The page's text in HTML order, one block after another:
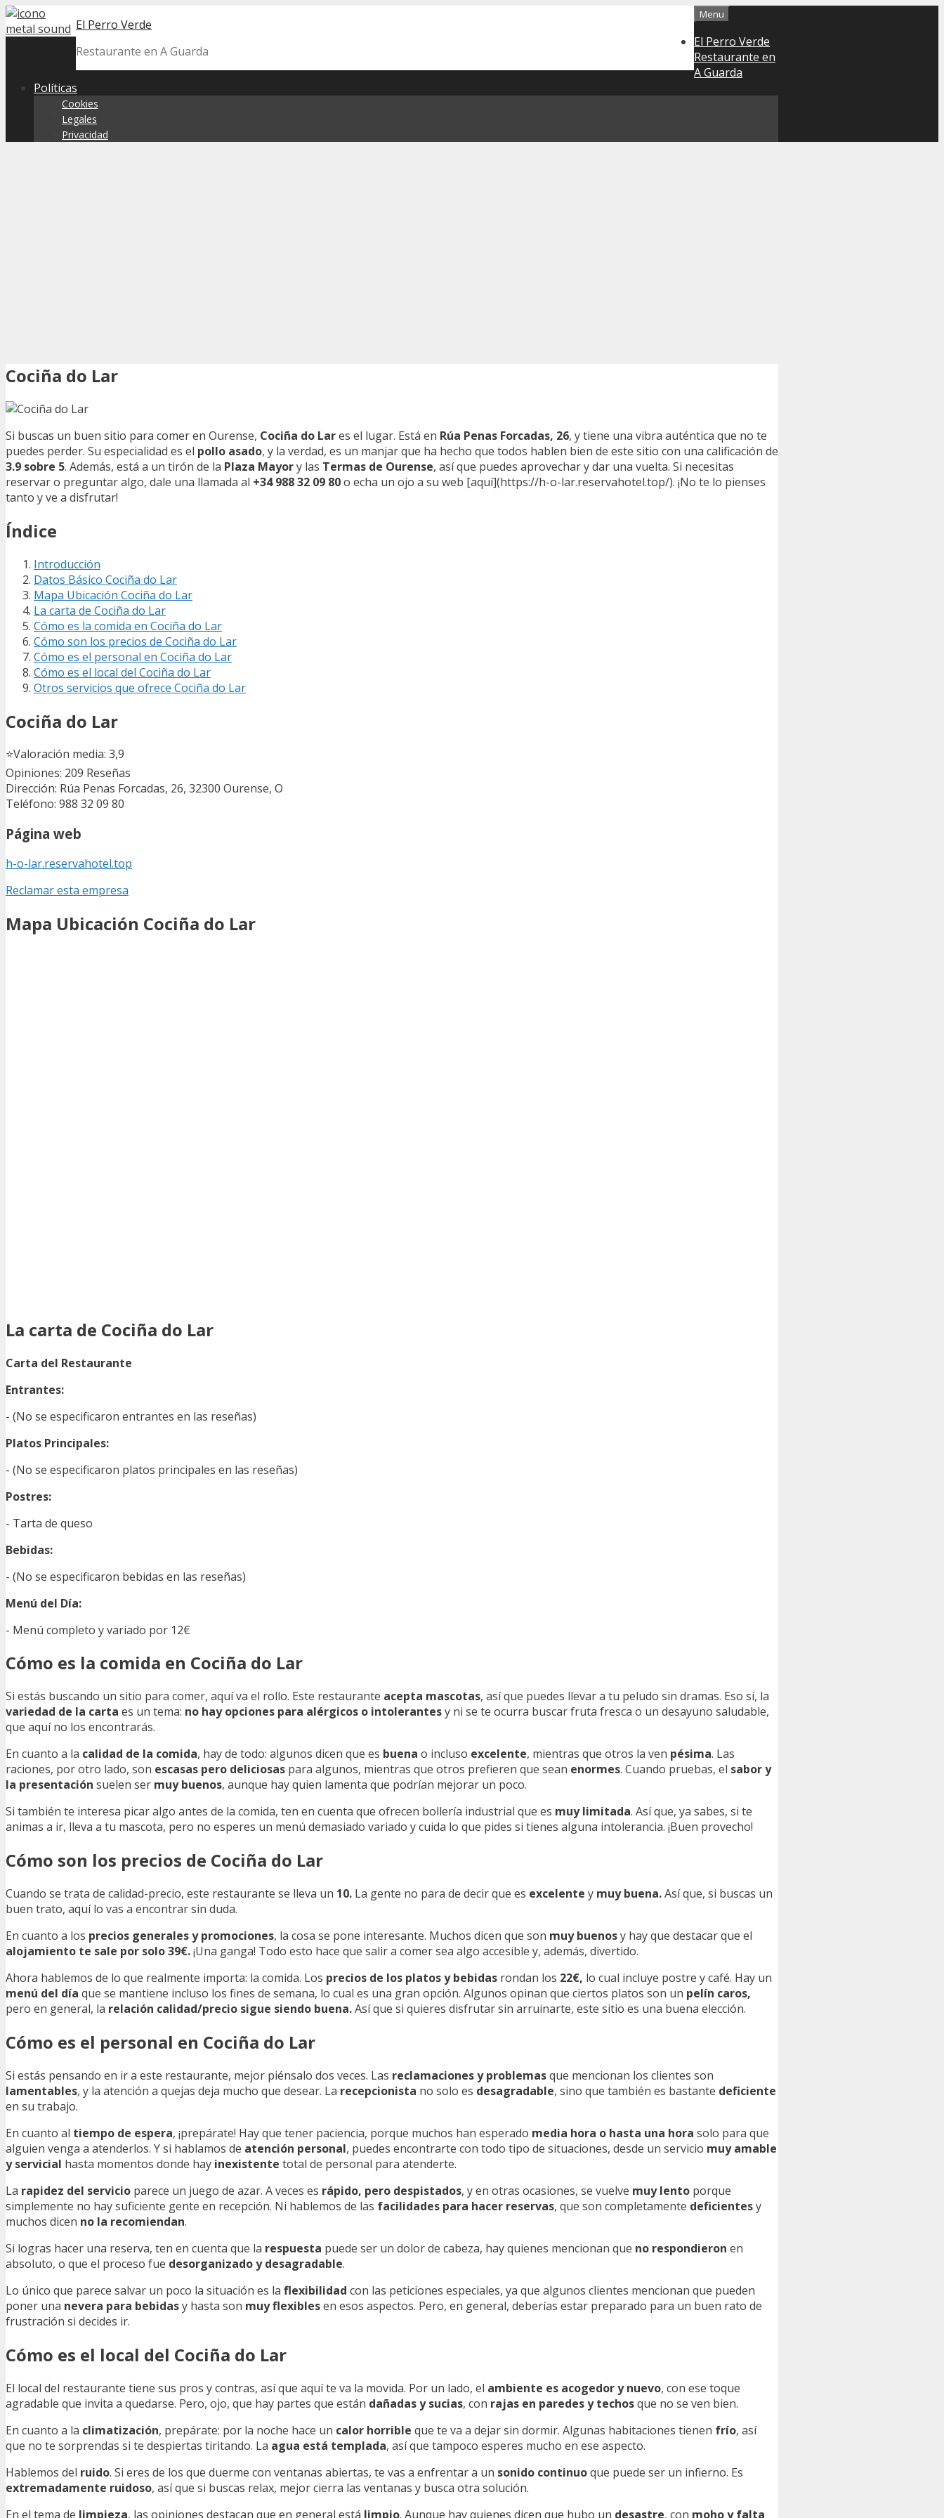
Skip
to
El Perro Verde
Restaurante en A Guarda
Menu
El Perro Verde
Restaurante en
A Guarda
Políticas
Cookies
Legales
Privacidad
Cociña do Lar
Si buscas un buen sitio para comer en Ourense, Cociña do Lares el lugar. Está en Rúa Penas Forcadas, 26, y tiene una vibra auténtica que no te
puedes perder. Su especialidad es el pollo asado, y la verdad, es un manjar que ha hecho que todos hablen bien de este sitio con una calificación de
3.9 sobre 5. Además, está a un tirón de la Plaza Mayory las Termas de Ourense, así que puedes aprovechar y dar una vuelta. Si necesitas
reservar o preguntar algo, dale una llamada al +34 988 32 09 80o echa un ojo a su web [aquí](https://h-o-lar.reservahotel.top/). ¡No te lo pienses
tanto y ve a disfrutar!
Índice
Introducción
Datos Básico Cociña do Lar
Mapa Ubicación Cociña do Lar
La carta de Cociña do Lar
Cómo es la comida en Cociña do Lar
Cómo son los precios de Cociña do Lar
Cómo es el personal en Cociña do Lar
Cómo es el local del Cociña do Lar
Otros servicios que ofrece Cociña do Lar
Cociña do Lar
⭐Valoración media: 3,9
Opiniones: 209 Reseñas
Dirección: Rúa Penas Forcadas, 26, 32300 Ourense, O
Teléfono: 988 32 09 80
Página web
h-o-lar.reservahotel.top
Reclamar esta empresa
Mapa Ubicación Cociña do Lar
La carta de Cociña do Lar
Carta del Restaurante
Entrantes:
- (No se especificaron entrantes en las reseñas)
Platos Principales:
- (No se especificaron platos principales en las reseñas)
Postres:
- Tarta de queso
Bebidas:
- (No se especificaron bebidas en las reseñas)
Menú del Día:
- Menú completo y variado por 12€
Cómo es la comida en Cociña do Lar
Si estás buscando un sitio para comer, aquí va el rollo. Este restaurante acepta mascotas, así que puedes llevar a tu peludo sin dramas. Eso sí, la
variedad de la carta es un tema: no hay opciones para alérgicos o intolerantesy ni se te ocurra buscar fruta fresca o un desayuno saludable,
que aquí no los encontrarás.
En cuanto a la calidad de la comida, hay de todo: algunos dicen que es buena o incluso excelente, mientras que otros la ven pésima. Las
raciones, por otro lado, son escasas pero deliciosas para algunos, mientras que otros prefieren que sean enormes. Cuando pruebas, el sabor y
la presentación suelen ser muy buenos, aunque hay quien lamenta que podrían mejorar un poco.
Si también te interesa picar algo antes de la comida, ten en cuenta que ofrecen bollería industrial que es muy limitada. Así que, ya sabes, si te
animas a ir, lleva a tu mascota, pero no esperes un menú demasiado variado y cuida lo que pides si tienes alguna intolerancia. ¡Buen provecho!
Cómo son los precios de Cociña do Lar
Cuando se trata de calidad-precio, este restaurante se lleva un 10. La gente no para de decir que es excelente y muy buena.Así que, si buscas un
buen trato, aquí lo vas a encontrar sin duda.
En cuanto a los precios generales y promociones, la cosa se pone interesante. Muchos dicen que son muy buenosy hay que destacar que el
alojamiento te sale por solo 39€.¡Una ganga! Todo esto hace que salir a comer sea algo accesible y, además, divertido.
Ahora hablemos de lo que realmente importa: la comida. Los precios de los platos y bebidas rondan los 22€, lo cual incluye postre y café. Hay un
menú del día que se mantiene incluso los fines de semana, lo cual es una gran opción. Algunos opinan que ciertos platos son un pelín caros,
pero en general, la relación calidad/precio sigue siendo buena.Así que si quieres disfrutar sin arruinarte, este sitio es una buena elección.
Cómo es el personal en Cociña do Lar
Si estás pensando en ir a este restaurante, mejor piénsalo dos veces. Las reclamaciones y problemasque mencionan los clientes son
lamentables, y la atención a quejas deja mucho que desear. La recepcionista no solo es desagradable, sino que también es bastante deficiente
en su trabajo.
En cuanto al tiempo de espera, ¡prepárate! Hay que tener paciencia, porque muchos han esperado media hora o hasta una hora solo para que
alguien venga a atenderlos. Y si hablamos de atención personal, puedes encontrarte con todo tipo de situaciones, desde un servicio muy amable
y servicial hasta momentos donde hay inexistente total de personal para atenderte.
La rapidez del servicio parece un juego de azar. A veces es rápido, pero despistados, y en otras ocasiones, se vuelve muy lento porque
simplemente no hay suficiente gente en recepción. Ni hablemos de las facilidades para hacer reservas, que son completamente deficientesy
muchos dicen no la recomiendan.
Si logras hacer una reserva, ten en cuenta que la respuesta puede ser un dolor de cabeza, hay quienes mencionan que no respondieron en
absoluto, o que el proceso fue desorganizado y desagradable.
Lo único que parece salvar un poco la situación es la flexibilidad con las peticiones especiales, ya que algunos clientes mencionan que pueden
poner una nevera para bebidasy hasta son muy flexiblesen esos aspectos. Pero, en general, deberías estar preparado para un buen rato de
frustración si decides ir.
Cómo es el local del Cociña do Lar
El local del restaurante tiene sus pros y contras, así que aquí te va la movida. Por un lado, el ambiente es acogedor y nuevo, con ese toque
agradable que invita a quedarse. Pero, ojo, que hay partes que están dañadas y sucias, con rajas en paredes y techosque no se ven bien.
En cuanto a la climatización, prepárate: por la noche hace un calor horrible que te va a dejar sin dormir. Algunas habitaciones tienen frío, así
que no te sorprendas si te despiertas tiritando. La agua está templada, así que tampoco esperes mucho en ese aspecto.
Hablemos del ruido. Si eres de los que duerme con ventanas abiertas, te vas a enfrentar a un sonido continuoque puede ser un infierno. Es
extremadamente ruidoso, así que si buscas relax, mejor cierra las ventanas y busca otra solución.
En el tema de limpieza, las opiniones destacan que en general está limpio. Aunque hay quienes dicen que hubo un desastre, con moho y falta